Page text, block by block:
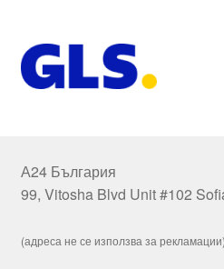
А24 България
99, Vitosha Blvd Unit #102
(адреса не се използва за рекламации)